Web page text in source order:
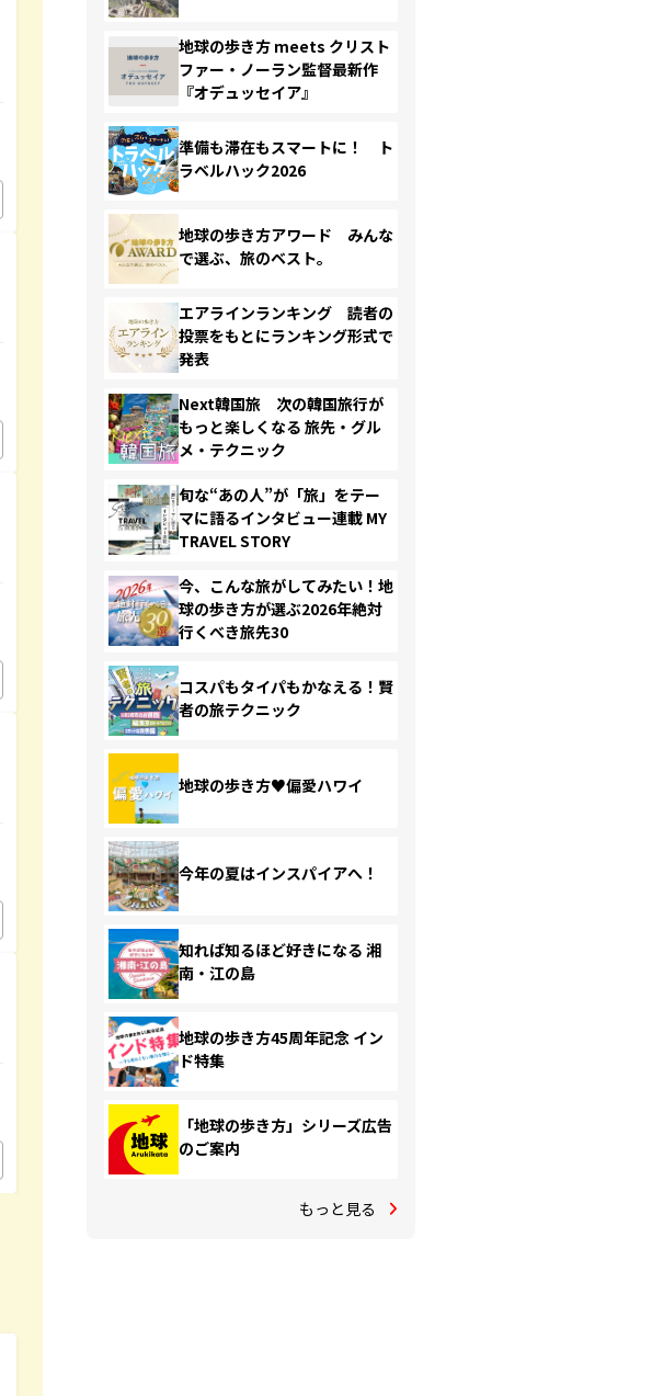
地球の歩き方 meets クリスト
ファー・ノーラン監督最新作
『オデュッセイア』
準備も滞在もスマートに！ ト
ラベルハック2026
地球の歩き方アワード みんな
で選ぶ、旅のベスト。
エアラインランキング 読者の
投票をもとにランキング形式で
発表
Next韓国旅 次の韓国旅行が
もっと楽しくなる 旅先・グル
メ・テクニック
旬な“あの人”が「旅」をテー
マに語るインタビュー連載 MY
TRAVEL STORY
今、こんな旅がしてみたい！地
球の歩き方が選ぶ2026年絶対
行くべき旅先30
コスパもタイパもかなえる！賢
者の旅テクニック
地球の歩き方♥偏愛ハワイ
今年の夏はインスパイアへ！
知れば知るほど好きになる 湘
南・江の島
地球の歩き方45周年記念 イン
ド特集
「地球の歩き方」シリーズ広告
のご案内
もっと見る